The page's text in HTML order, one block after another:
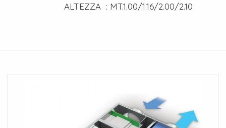
ALTEZZA : MT.1.00/1.16/2.00/2.10